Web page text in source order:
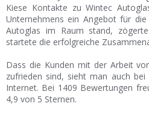
Kiese Kontakte zu Wintec
Unternehmens ein Angebot für
Autoglas im Raum stand,
startete die erfolgreiche
Dass die Kunden mit der Arbeit
zufrieden sind, sieht man auch
Internet. Bei 1409 Bewertungen
4,9 von 5 Sternen.